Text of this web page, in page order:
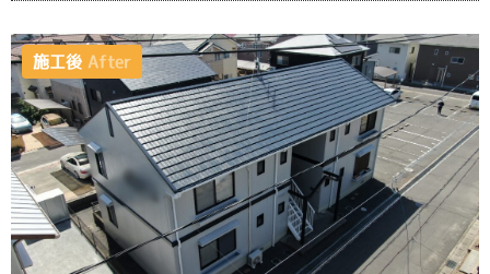
施工後 After